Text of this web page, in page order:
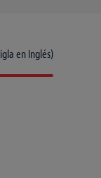
en Inglés)